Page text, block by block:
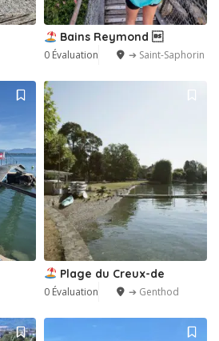
Bains Reymond 
0 Évaluation ➔ Saint-Saphorin
Plage du Creux-de
0 Évaluation ➔ Genthod